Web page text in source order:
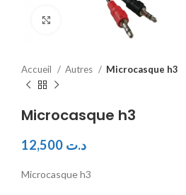
Click to enlarge
Accueil Autres Microcasque h3
Microcasque h3
د.ت
Microcasque h3